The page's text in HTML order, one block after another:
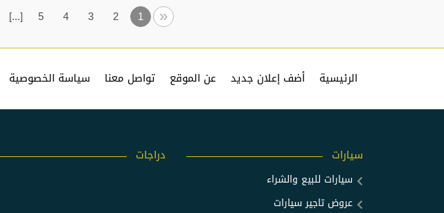
«
Previous
1
2
3
4
5
[...]
الرئيسية أضف إعلان جديد عن الموقع تواصل معنا سياسة الخصوصية
سيارات
سيارات للبيع والشراء
عروض تاجير سيارات
دراجات